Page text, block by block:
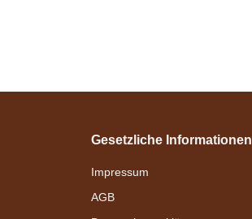
Gesetzliche Informationen
Impressum
AGB